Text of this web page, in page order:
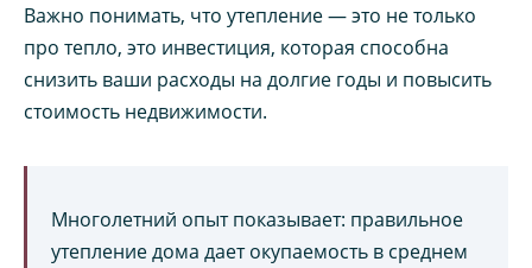
Важно понимать, что утепление — это не только
про тепло, это инвестиция, которая способна
снизить ваши расходы на долгие годы и повысить
стоимость недвижимости.
Многолетний опыт показывает: правильное
утепление дома дает окупаемость в среднем